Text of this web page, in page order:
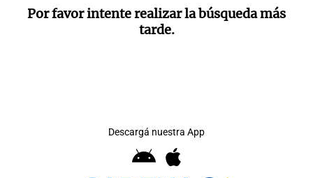
Por favor intente realizar la búsqueda más
tarde.
Descargá nuestra App